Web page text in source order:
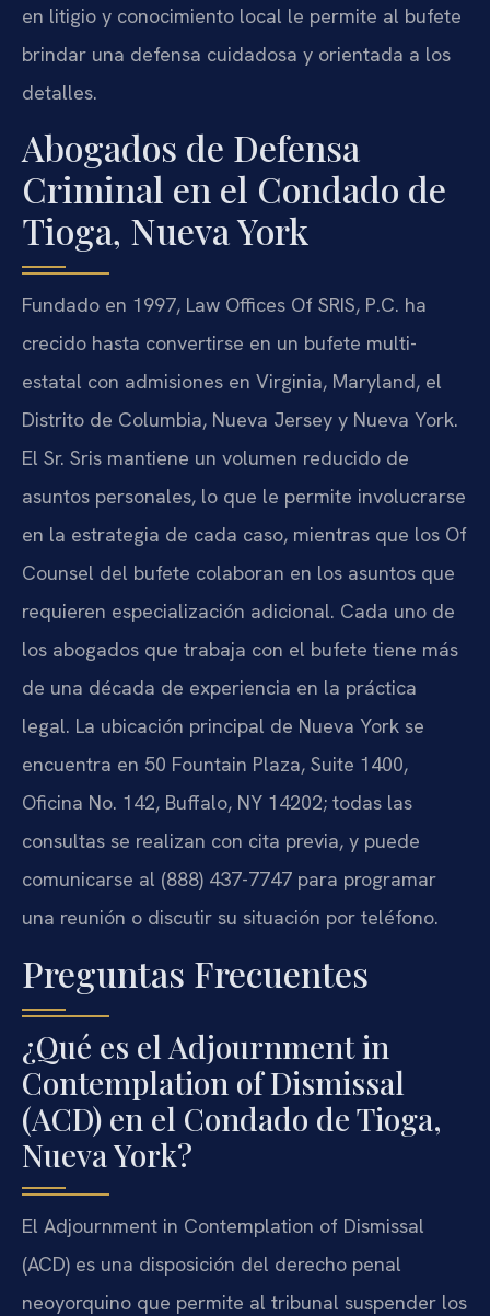
en litigio y conocimiento local le permite al bufete
brindar una defensa cuidadosa y orientada a los
detalles.
Abogados de Defensa
Criminal en el Condado de
Tioga, Nueva York
Fundado en 1997, Law Offices Of SRIS, P.C. ha
crecido hasta convertirse en un bufete multi-
estatal con admisiones en Virginia, Maryland, el
Distrito de Columbia, Nueva Jersey y Nueva York.
El Sr. Sris mantiene un volumen reducido de
asuntos personales, lo que le permite involucrarse
en la estrategia de cada caso, mientras que los Of
Counsel del bufete colaboran en los asuntos que
requieren especialización adicional. Cada uno de
los abogados que trabaja con el bufete tiene más
de una década de experiencia en la práctica
legal. La ubicación principal de Nueva York se
encuentra en 50 Fountain Plaza, Suite 1400,
Oficina No. 142, Buffalo, NY 14202; todas las
consultas se realizan con cita previa, y puede
comunicarse al (888) 437-7747 para programar
una reunión o discutir su situación por teléfono.
Preguntas Frecuentes
¿Qué es el Adjournment in
Contemplation of Dismissal
(ACD) en el Condado de Tioga,
Nueva York?
El Adjournment in Contemplation of Dismissal
(ACD) es una disposición del derecho penal
neoyorquino que permite al tribunal suspender los